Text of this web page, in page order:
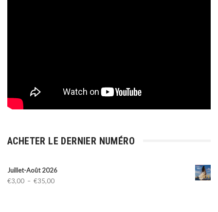
ACHETER LE DERNIER NUMÉRO
Juillet-Août 2026
€3,00 – €35,00Plage